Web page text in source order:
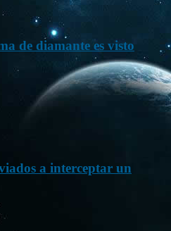
de diamante es visto
a interceptar un